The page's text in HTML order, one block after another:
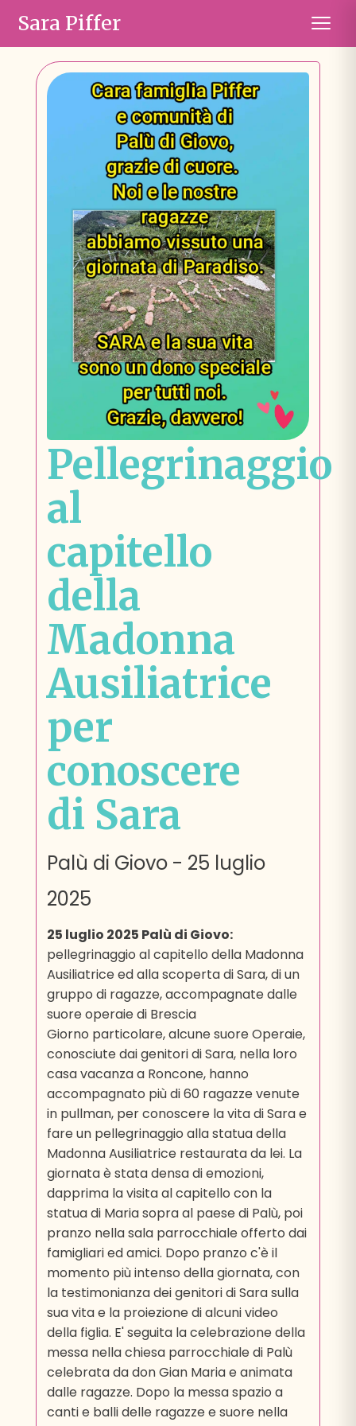
Sara Piffer
Pellegrinaggio
al
capitello
della
Madonna
Ausiliatrice
per
conoscere
di Sara
Palù di Giovo - 25 luglio
2025
25 luglio 2025 Palù di Giovo:
pellegrinaggio al capitello della Madonna
Ausiliatrice ed alla scoperta di Sara, di un
gruppo di ragazze, accompagnate dalle
suore operaie di Brescia
Giorno particolare, alcune suore Operaie,
conosciute dai genitori di Sara, nella loro
casa vacanza a Roncone, hanno
accompagnato più di 60 ragazze venute
in pullman, per conoscere la vita di Sara e
fare un pellegrinaggio alla statua della
Madonna Ausiliatrice restaurata da lei. La
giornata è stata densa di emozioni,
dapprima la visita al capitello con la
statua di Maria sopra al paese di Palù, poi
pranzo nella sala parrocchiale offerto dai
famigliari ed amici. Dopo pranzo c'è il
momento più intenso della giornata, con
la testimonianza dei genitori di Sara sulla
sua vita e la proiezione di alcuni video
della figlia. E' seguita la celebrazione della
messa nella chiesa parrocchiale di Palù
celebrata da don Gian Maria e animata
dalle ragazze. Dopo la messa spazio a
canti e balli delle ragazze e suore nella